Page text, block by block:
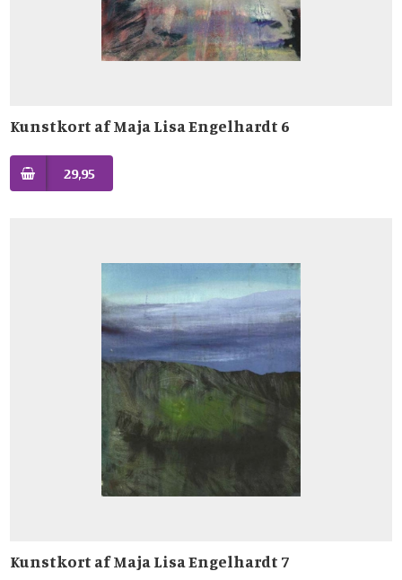
Kunstkort af Maja Lisa Engelhardt 6
29,95
Kunstkort af Maja Lisa Engelhardt 7